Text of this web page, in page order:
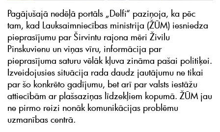
Pagājušajā nedēļā portāls „Delfi“ paziņoja, ka pēc
tam, kad Lauksaimniecības ministrija (ŽŪM) iesniedza
pieprasījumu par Širvintu rajona mēri Živilu
Pinskuvienu un viņas vīru, informācija par
pieprasījuma saturu vēlāk kļuva zināma pašai politiķei.
Izveidojusies situācija rada daudz jautājumu ne tikai
par šo konkrēto gadījumu, bet arī par valsts iestāžu
attiecībām ar plašsaziņas līdzekļiem kopumā. ŽŪM jau
ne pirmo reizi nonāk komunikācijas problēmu
uzmanības centrā.